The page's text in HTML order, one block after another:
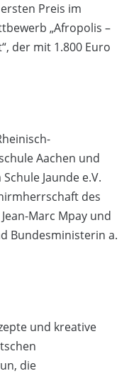
Preis im
„Afropolis –
der mit 1.800 Euro
Aachen und
Jaunde e.V.
des
Marc Mpay und
Bundesministerin a.
und kreative
die